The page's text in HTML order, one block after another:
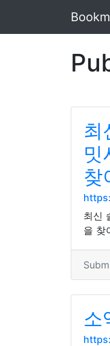
최
밋
찾
최신
을 찾
소